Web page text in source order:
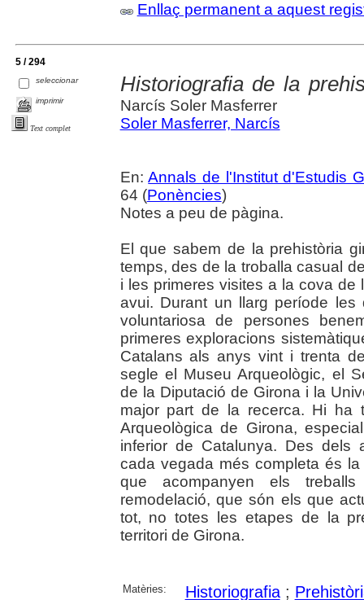
Enllaç permanent a aquest
5 / 294
seleccionar
imprimir
Text complet
Historiografia de la
Narcís Soler Masferrer
Soler Masferrer, Narcís
En:Annals de l'Institut d'Estudis
64 (Ponències)
Notes a peu de pàgina.
El que sabem de la prehistòria
temps, des de la troballa casual
i les primeres visites a la cova
avui. Durant un llarg període
voluntariosa de persones
primeres exploracions
Catalans als anys vint i trenta
segle el Museu Arqueològic, el
de la Diputació de Girona i la
major part de la recerca. Hi ha
Arqueològica de Girona,
inferior de Catalunya. Des dels
cada vegada més completa és
que acompanyen els
remodelació, que són els que
tot, no totes les etapes de la
territori de Girona.
Matèries: Historiografia;